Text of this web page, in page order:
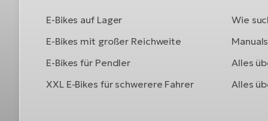
E-Bikes auf Lager
E-Bikes mit großer Reichweite
E-Bikes für Pendler
XXL E-Bikes für schwerere Fahrer
Wie
Alles
Alles